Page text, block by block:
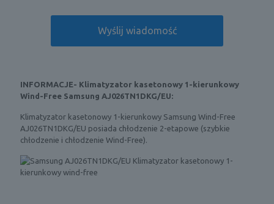
INFORMACJE- Klimatyzator kasetonowy 1-kierunkowy
Wind-Free Samsung AJ026TN1DKG/EU:
Klimatyzator kasetonowy 1-kierunkowy Samsung Wind-Free
AJ026TN1DKG/EU posiada chłodzenie 2-etapowe (szybkie
chłodzenie i chłodzenie Wind-Free).